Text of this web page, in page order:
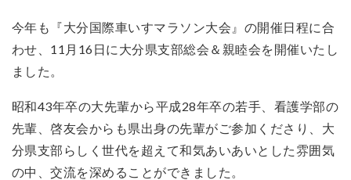
今年も『大分国際車いすマラソン大会』の開催日程に合
わせ、11月16日に大分県支部総会＆親睦会を開催いたし
ました。
昭和43年卒の大先輩から平成28年卒の若手、看護学部の
先輩、啓友会からも県出身の先輩がご参加くださり、大
分県支部らしく世代を超えて和気あいあいとした雰囲気
の中、交流を深めることができました。